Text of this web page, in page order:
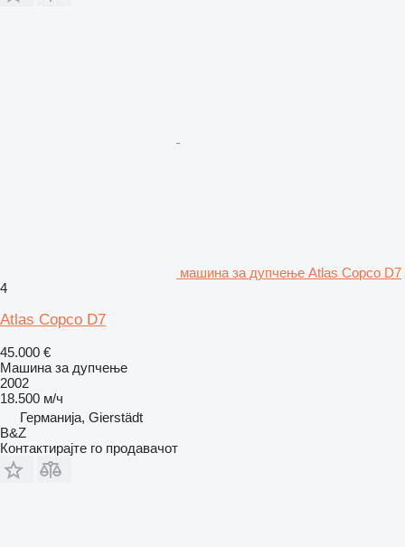
машина за дупчење Atlas Copco D7
4
Atlas Copco D7
45.000 €
Машина за дупчење
2002
18.500 м/ч
Германија, Gierstädt
B&Z
Контактирајте го продавачот